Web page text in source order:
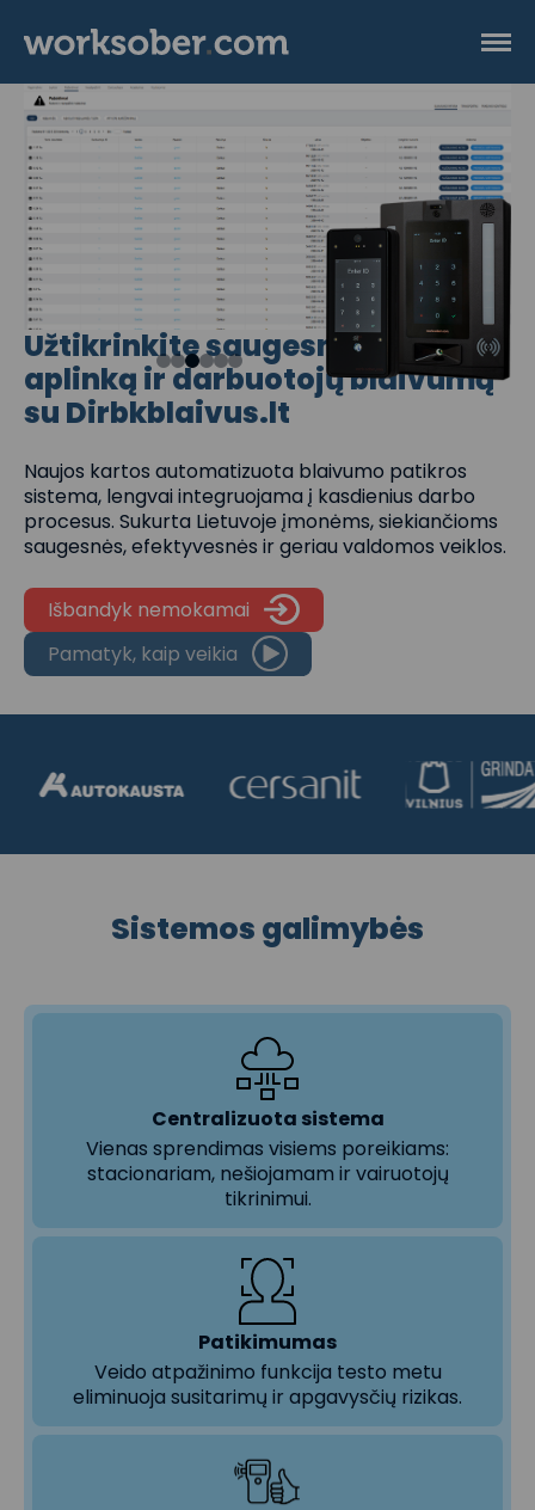
Užtikrinkite saugesnę darbo
aplinką ir darbuotojų blaivumą
su Dirbkblaivus.lt
Naujos kartos automatizuota blaivumo patikros
sistema, lengvai integruojama į kasdienius darbo
procesus. Sukurta Lietuvoje įmonėms, siekiančioms
saugesnės, efektyvesnės ir geriau valdomos veiklos.
Išbandyk nemokamai
Pamatyk, kaip veikia
Sistemos galimybės
Centralizuota sistema
Vienas sprendimas visiems poreikiams:
stacionariam, nešiojamam ir vairuotojų
tikrinimui.
Patikimumas
Veido atpažinimo funkcija testo metu
eliminuoja susitarimų ir apgavysčių rizikas.